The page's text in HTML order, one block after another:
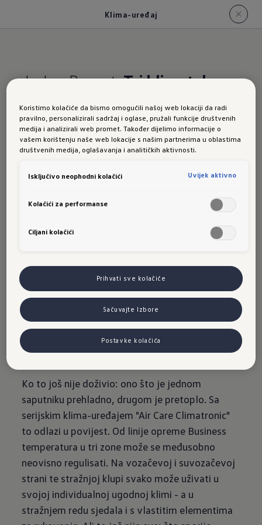
Klima-uređaj
Jedan Passat.Tri klimatske
Klima-
uređaj
u
novom
Passatu
Ko to još nije doživio: ono što je jednom
saputniku prehladno, drugom je pretoplo. Sa
serijskim klima-uređajem "Air Care Climatronic"
to odlazi u povijest. Od linije opreme Business
temperatura u tri zone može se međusobno
neovisno regulisati. Na vozačevoj i suvozačevoj
strani te stražnjoj klupi svako može uživati u
svojoj individualnoj ugodnoj klimi - a u
stražnjem redu sjedala i s vlastitim elementima
Koristimo kolačiće da bismo omogućili našoj web lokaciji da radi
pravilno, personalizirali sadržaj i oglase, pružali funkcije društvenih
medija i analizirali web promet. Također dijelimo informacije o
vašem korištenju naše web lokacije s našim partnerima u oblastima
društvenih medija, oglašavanja i analitičkih aktivnosti.
Isključivo neophodni kolačići Uvijek aktivno
Kolačići za performanse
Ciljani kolačići
Prihvati sve kolačiće
Sačuvajte Izbore
Postavke kolačića